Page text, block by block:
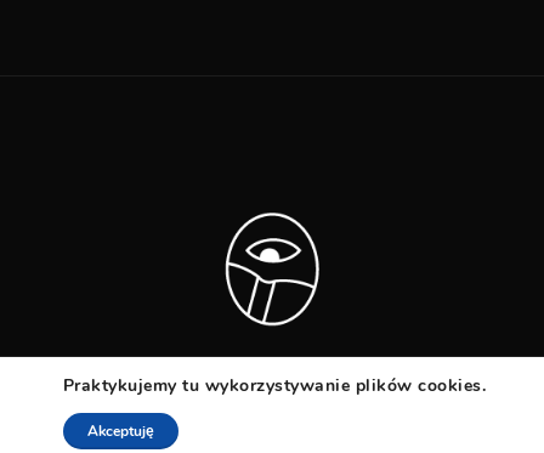
Praktykujemy tu wykorzystywanie plików cookies.
Akceptuję